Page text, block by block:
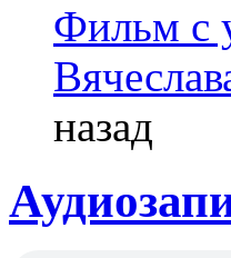
Фильм с
назад